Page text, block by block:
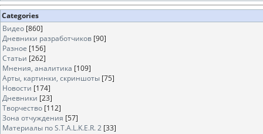
Categories
Видео [860]
Дневники разработчиков [90]
Разное [156]
Статьи [262]
Мнения, аналитика [109]
Арты, картинки, скриншоты [75]
Новости [174]
Дневники [23]
Творчество [112]
Зона отчуждения [57]
Материалы по S.T.A.L.K.E.R. 2 [33]